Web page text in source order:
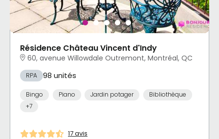
Résidence Château Vincent d'Indy
60, avenue Willowdale Outremont, Montréal, QC
RPA 98 unités
Bingo Piano Jardin potager
Bibliothèque
+7
17 avis